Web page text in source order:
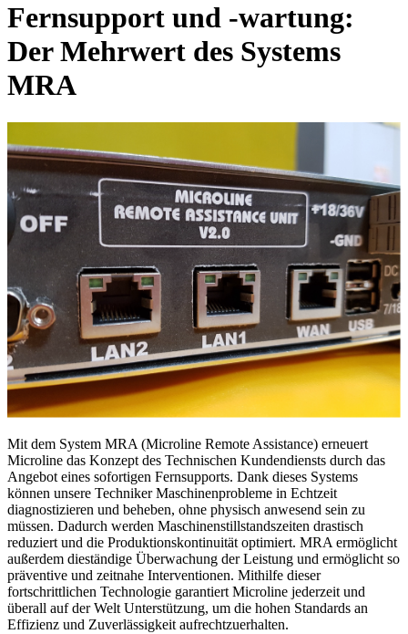
Fernsupport und -wartung:
Der Mehrwert des Systems
MRA
Mit dem System MRA (Microline Remote Assistance) erneuert
Microline das Konzept des Technischen Kundendiensts durch das
Angebot eines sofortigen Fernsupports. Dank dieses Systems
können unsere Techniker Maschinenprobleme in Echtzeit
diagnostizieren und beheben, ohne physisch anwesend sein zu
müssen. Dadurch werden Maschinenstillstandszeiten drastisch
reduziert und die Produktionskontinuität optimiert. MRA ermöglicht
außerdem dieständige Überwachung der Leistung und ermöglicht so
präventive und zeitnahe Interventionen. Mithilfe dieser
fortschrittlichen Technologie garantiert Microline jederzeit und
überall auf der Welt Unterstützung, um die hohen Standards an
Effizienz und Zuverlässigkeit aufrechtzuerhalten.